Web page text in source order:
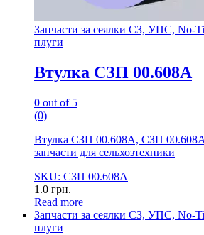
Запчасти за сеялки СЗ, УПС, No-
плуги
Втулка СЗП 00.608А
0 out of 5
(0)
Втулка СЗП 00.608А, СЗП
запчасти для сельхозтехники
SKU: СЗП 00.608А
1.0 грн.
Read more
Запчасти за сеялки СЗ, УПС, No-
плуги